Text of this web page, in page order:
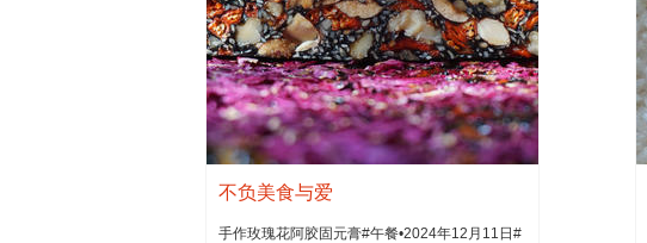
不负美食与爱
手作玫瑰花阿胶固元膏#午餐•2024年12月11日#